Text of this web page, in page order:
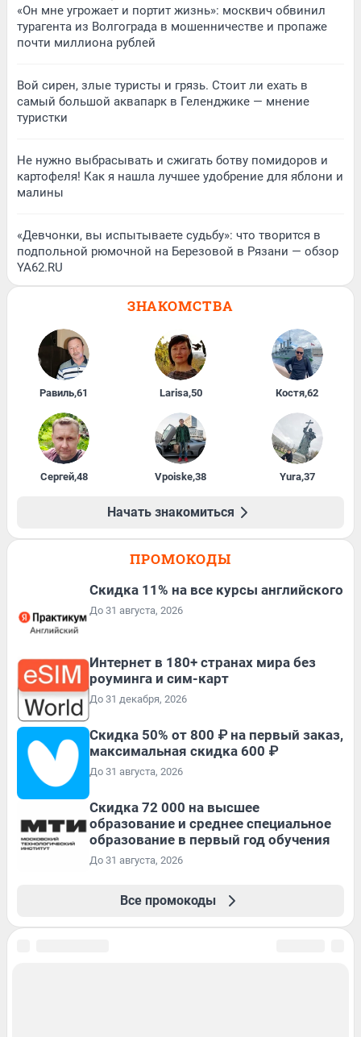
«Он мне угрожает и портит жизнь»: москвич обвинил
турагента из Волгограда в мошенничестве и пропаже
почти миллиона рублей
Вой сирен, злые туристы и грязь. Стоит ли ехать в
самый большой аквапарк в Геленджике — мнение
туристки
Не нужно выбрасывать и сжигать ботву помидоров и
картофеля! Как я нашла лучшее удобрение для яблони и
малины
«Девчонки, вы испытываете судьбу»: что творится в
подпольной рюмочной на Березовой в Рязани — обзор
YA62.RU
ЗНАКОМСТВА
Равиль,61 Larisa,50 Костя,62
Сергей,48 Vpoiske,38 Yura,37
Начать знакомиться
ПРОМОКОДЫ
Скидка 11% на все курсы английского
До 31 августа, 2026
Интернет в 180+ странах мира без
роуминга и сим-карт
До 31 декабря, 2026
Скидка 50% от 800 ₽ на первый заказ,
максимальная скидка 600 ₽
До 31 августа, 2026
Скидка 72 000 на высшее
образование и среднее специальное
образование в первый год обучения
До 31 августа, 2026
Все промокоды